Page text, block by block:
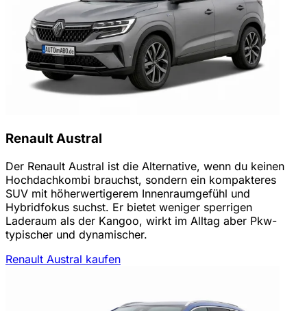
Renault Austral
Der Renault Austral ist die Alternative, wenn du keinen
Hochdachkombi brauchst, sondern ein kompakteres
SUV mit höherwertigerem Innenraumgefühl und
Hybridfokus suchst. Er bietet weniger sperrigen
Laderaum als der Kangoo, wirkt im Alltag aber Pkw-
typischer und dynamischer.
Renault Austral kaufen